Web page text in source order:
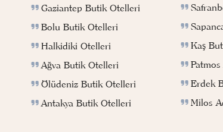
Gaziantep Butik Otelleri
Bolu Butik Otelleri
Halkidiki Otelleri
Ağva Butik Otelleri
Ölüdeniz Butik Otelleri
Antakya Butik Otelleri
Kaş
Erdek
Milos